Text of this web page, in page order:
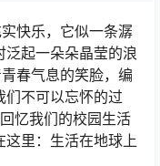
快乐，它似一条潺
起一朵朵晶莹的浪
春气息的笑脸，编
不可以忘怀的过
忆我们的校园生活
这里：生活在地球上